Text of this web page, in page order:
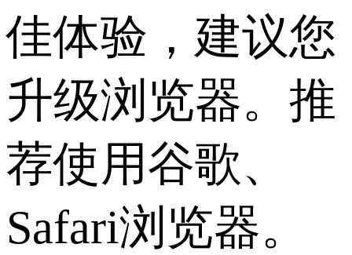
佳体验，建议您
升级浏览器。推
荐使用谷歌、
Safari浏览器。